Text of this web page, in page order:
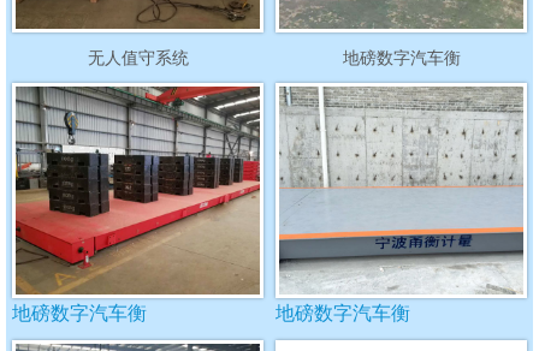
无人值守系统 地磅数字汽车衡
地磅数字汽车衡 地磅数字汽车衡